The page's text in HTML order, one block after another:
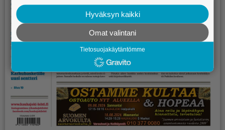
Hyväksyn kaikki
Omat valintani
Tietosuojakäytäntömme